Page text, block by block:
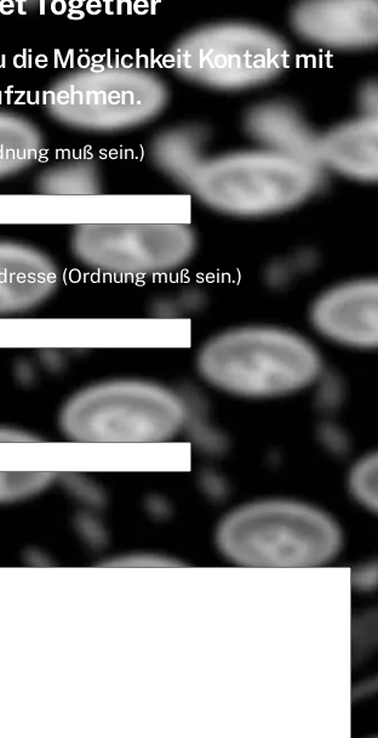
die Möglichkeit Kontakt mit
muß sein.)
(Ordnung muß sein.)